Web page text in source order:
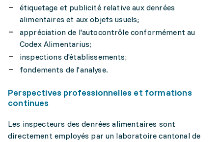
étiquetage et publicité relative aux denrées
alimentaires et aux objets usuels;
appréciation de l'autocontrôle conformément au
Codex Alimentarius;
inspections d'établissements;
fondements de l'analyse.
Perspectives professionnelles et formations
continues
Les inspecteurs des denrées alimentaires sont
directement employés par un laboratoire cantonal de